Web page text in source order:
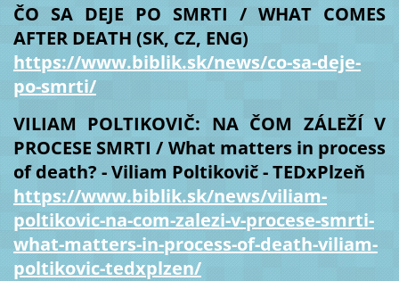
ČO SA DEJE PO SMRTI / WHAT COMES
AFTER DEATH (SK, CZ, ENG)
https://www.biblik.sk/news/co-sa-deje-
po-smrti/
VILIAM POLTIKOVIČ: NA ČOM ZÁLEŽÍ V
PROCESE SMRTI / What matters in process
of death? - Viliam Poltikovič - TEDxPlzeň
https://www.biblik.sk/news/viliam-
poltikovic-na-com-zalezi-v-procese-smrti-
what-matters-in-process-of-death-viliam-
poltikovic-tedxplzen/